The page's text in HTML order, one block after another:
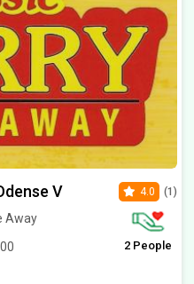
V
Away
4.0 (1)
2 People